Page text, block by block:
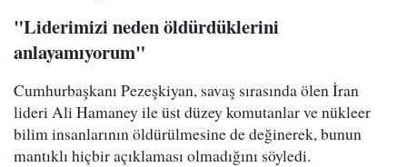
"Liderimizi neden öldürdüklerini
anlayamıyorum"
Cumhurbaşkanı Pezeşkiyan, savaş sırasında ölen İran
lideri Ali Hamaney ile üst düzey komutanlar ve nükleer
bilim insanlarının öldürülmesine de değinerek, bunun
mantıklı hiçbir açıklaması olmadığını söyledi.